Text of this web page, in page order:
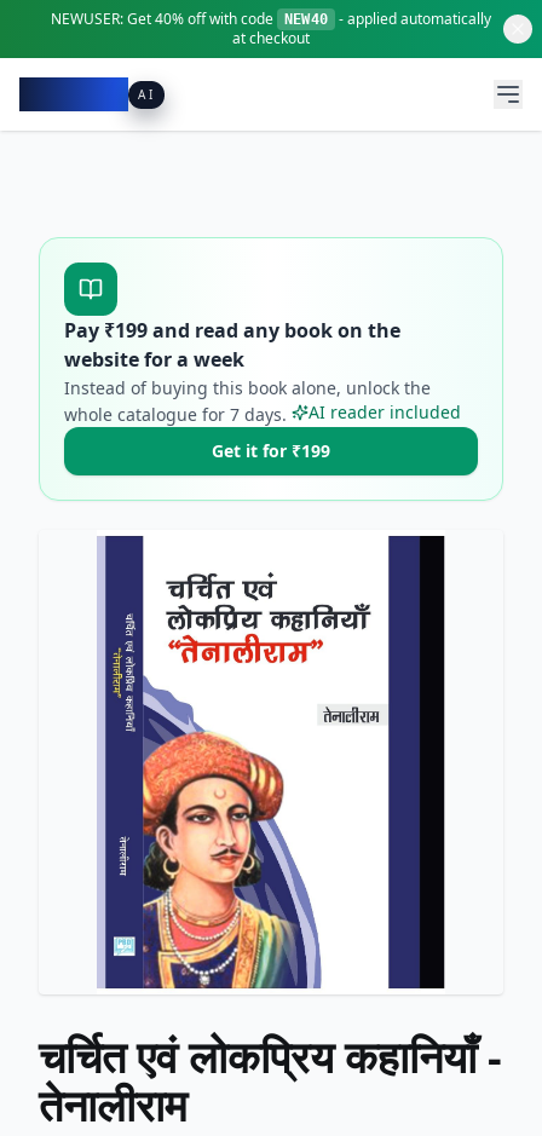
NEWUSER:Get40% offwith code NEW40
- applied automatically
at checkout
AI
Pay ₹199and read any book on the
website for a week
Instead of buying this book alone, unlock the
whole catalogue for 7 days.
AI reader included
Get it for ₹199
चर्चित एवं लोकप्रिय कहानियाँ -
तेनालीराम